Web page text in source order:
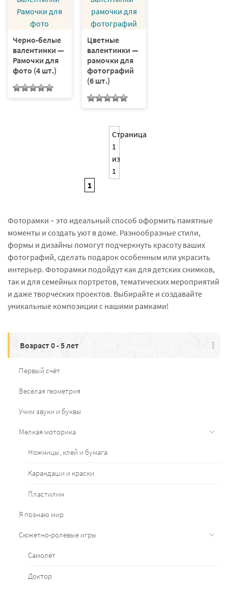
Черно-белые
валентинки —
Рамочки для
фото (4 шт.)
Цветные
валентинки —
рамочки для
фотографий
(6 шт.)
Страница
1
из
1
1
Фоторамки – это идеальный способ оформить памятные
моменты и создать уют в доме. Разнообразные стили,
формы и дизайны помогут подчеркнуть красоту ваших
фотографий, сделать подарок особенным или украсить
интерьер. Фоторамки подойдут как для детских снимков,
так и для семейных портретов, тематических мероприятий
и даже творческих проектов. Выбирайте и создавайте
уникальные композиции с нашими рамками!
Возраст 0 - 5 лет
Первый счёт
Весёлая геометрия
Учим звуки и буквы
Мелкая моторика
Ножницы, клей и бумага
Карандаши и краски
Пластилин
Я познаю мир
Сюжетно-ролевые игры
Самолёт
Доктор